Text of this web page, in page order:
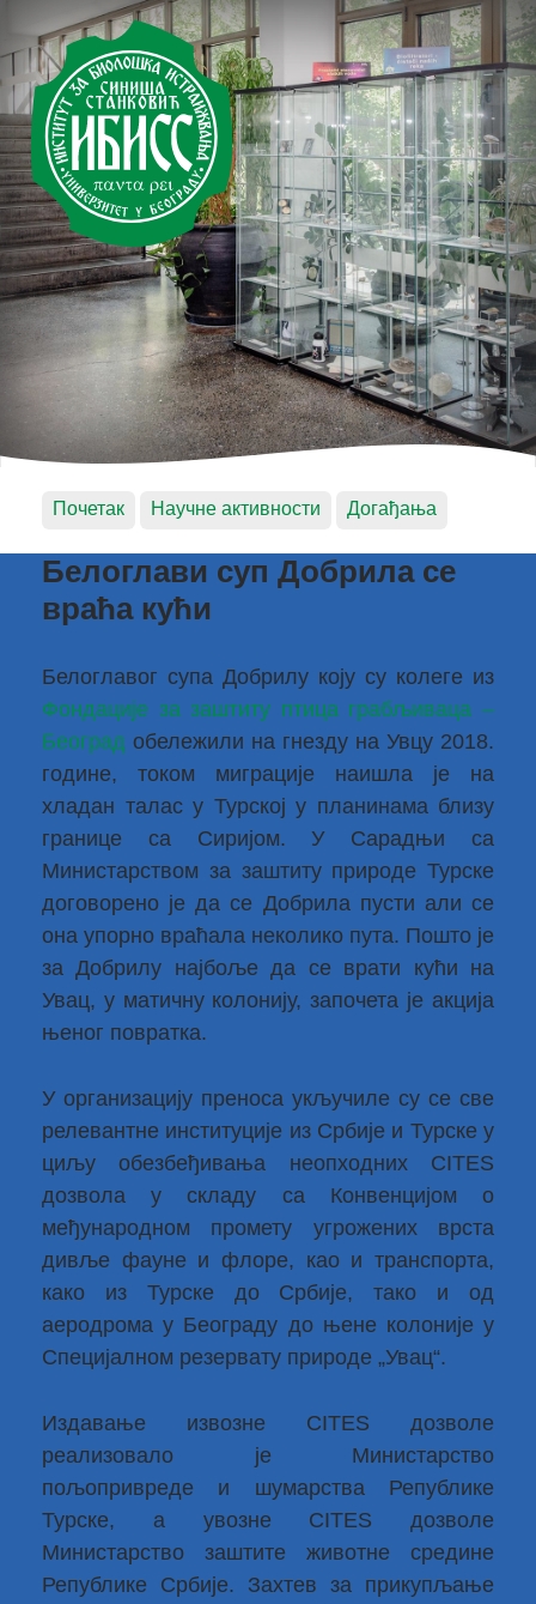
Почетак Научне активности Догађања
Белоглави суп Добрила се
враћа кући
Белоглавог супа Добрилу коју су колеге из
Фондације за заштиту птица грабљиваца –
Београд обележили на гнезду на Увцу 2018.
године, током миграције наишла је на
хладан талас у Турској у планинама близу
границе са Сиријом. У Сарадњи са
Министарством за заштиту природе Турске
договорено је да се Добрила пусти али се
она упорно враћала неколико пута. Пошто је
за Добрилу најбоље да се врати кући на
Увац, у матичну колонију, започета је акција
њеног повратка.
У организацију преноса укључиле су се све
релевантне институције из Србије и Турске у
циљу обезбеђивања неопходних CITES
дозвола у складу са Конвенцијом о
међународном промету угрожених врста
дивље фауне и флоре, као и транспорта,
како из Турске до Србије, тако и од
аеродрома у Београду до њене колоније у
Специјалном резервату природе „Увац“.
Издавање извозне CITES дозволе
реализовало је Министарство
пољопривреде и шумарства Републике
Турске, а увозне CITES дозволе
Министарство заштите животне средине
Републике Србије. Захтев за прикупљање